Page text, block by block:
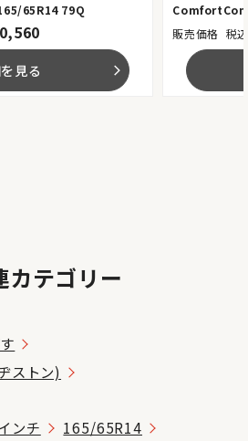
65R14 79Q
見る arrow_forward_ios
税
カテゴリー
ストン)
ンチ 165/65R14